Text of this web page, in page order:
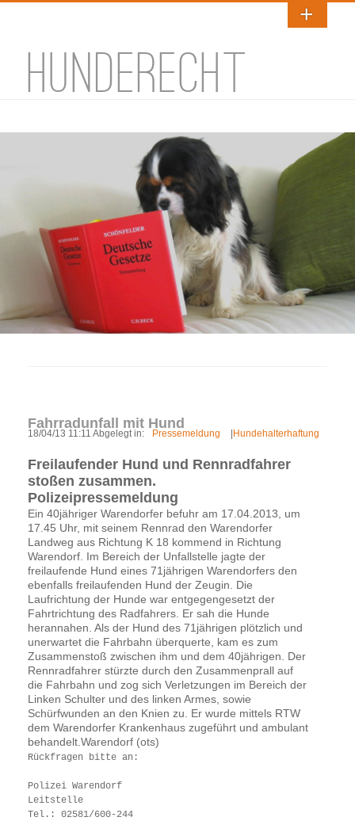
HUNDERECHT
Fahrradunfall mit Hund
18/04/13 11:11 Abgelegt in: Pressemeldung |Hundehalterhaftung
Freilaufender Hund und Rennradfahrer
stoßen zusammen.
Polizeipressemeldung
Ein 40jähriger Warendorfer befuhr am 17.04.2013, um
17.45 Uhr, mit seinem Rennrad den Warendorfer
Landweg aus Richtung K 18 kommend in Richtung
Warendorf. Im Bereich der Unfallstelle jagte der
freilaufende Hund eines 71jährigen Warendorfers den
ebenfalls freilaufenden Hund der Zeugin. Die
Laufrichtung der Hunde war entgegengesetzt der
Fahrtrichtung des Radfahrers. Er sah die Hunde
herannahen. Als der Hund des 71jährigen plötzlich und
unerwartet die Fahrbahn überquerte, kam es zum
Zusammenstoß zwischen ihm und dem 40jährigen. Der
Rennradfahrer stürzte durch den Zusammenprall auf
die Fahrbahn und zog sich Verletzungen im Bereich der
Linken Schulter und des linken Armes, sowie
Schürfwunden an den Knien zu. Er wurde mittels RTW
dem Warendorfer Krankenhaus zugeführt und ambulant
behandelt.Warendorf (ots)
Rückfragen bitte an:
Polizei Warendorf
Leitstelle
Tel.: 02581/600-244